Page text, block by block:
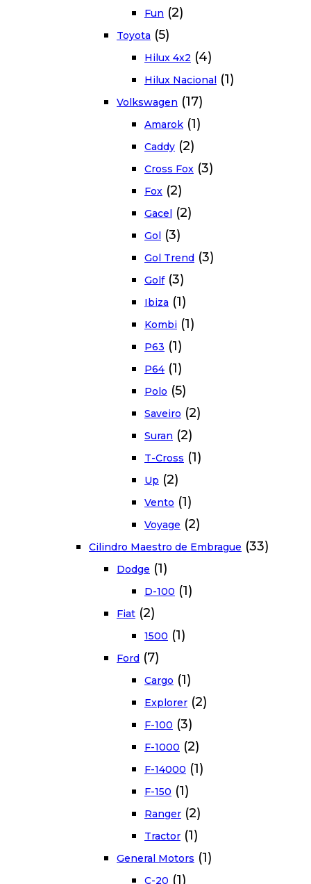
Fun (2)
Toyota (5)
Hilux 4x2 (4)
Hilux Nacional (1)
Volkswagen (17)
Amarok (1)
Caddy (2)
Cross Fox (3)
Fox (2)
Gacel (2)
Gol (3)
Gol Trend (3)
Golf (3)
Ibiza (1)
Kombi (1)
P63 (1)
P64 (1)
Polo (5)
Saveiro (2)
Suran (2)
T-Cross (1)
Up (2)
Vento (1)
Voyage (2)
Cilindro Maestro de Embrague (33)
Dodge (1)
D-100 (1)
Fiat (2)
1500 (1)
Ford (7)
Cargo (1)
Explorer (2)
F-100 (3)
F-1000 (2)
F-14000 (1)
F-150 (1)
Ranger (2)
Tractor (1)
General Motors (1)
C-20 (1)